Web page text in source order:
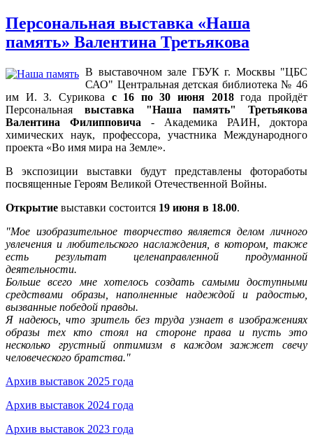
Персональная выставка «Наша
память» Валентина Третьякова
В выставочном зале ГБУК г. Москвы "ЦБС
САО" Центральная детская библиотека № 46
им И. З. Сурикова с 16 по 30 июня 2018года пройдёт
Персональная выставка "Наша память" Третьякова
Валентина Филипповича - Академика РАИН, доктора
химических наук, профессора, участника Международного
проекта «Во имя мира на Земле».
В экспозиции выставки будут представлены фотоработы
посвященные Героям Великой Отечественной Войны.
Открытие выставки состоится 19 июня в 18.00.
"Мое изобразительное творчество является делом личного
увлечения и любительского наслаждения, в котором, также
есть результат целенаправленной продуманной
деятельности.
Больше всего мне хотелось создать самыми доступными
средствами образы, наполненные надеждой и радостью,
вызванные победой правды.
Я надеюсь, что зритель без труда узнает в изображениях
образы тех кто стоял на стороне права и пусть это
несколько грустный оптимизм в каждом зажжет свечу
человеческого братства."
Архив выставок 2025 года
Архив выставок 2024 года
Архив выставок 2023 года